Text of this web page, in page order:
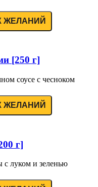
ЖЕЛАНИЙ
[250 г]
соусе с чесноком
ЖЕЛАНИЙ
г]
луком и зеленью